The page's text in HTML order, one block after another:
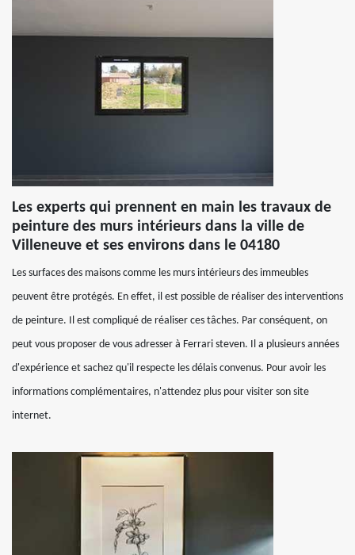
Les experts qui prennent en main les travaux de
peinture des murs intérieurs dans la ville de
Villeneuve et ses environs dans le 04180
Les surfaces des maisons comme les murs intérieurs des immeubles
peuvent être protégés. En effet, il est possible de réaliser des interventions
de peinture. Il est compliqué de réaliser ces tâches. Par conséquent, on
peut vous proposer de vous adresser à Ferrari steven. Il a plusieurs années
d'expérience et sachez qu'il respecte les délais convenus. Pour avoir les
informations complémentaires, n'attendez plus pour visiter son site
internet.